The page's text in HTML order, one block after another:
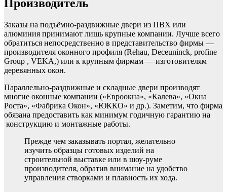
Производитель
Заказы на подъёмно-раздвижные двери из ПВХ или
алюминия принимают лишь крупные компании. Лучше всего
обратиться непосредственно в представительство фирмы —
производителя оконного профиля (Rehau, Deceuninck, profine
Group , VEKA,) или к крупным фирмам — изготовителям
деревянных окон.
Параллельно-раздвижные и складные двери производят
многие оконные компании («Евроокна», «Калева», «Окна
Роста», «Фабрика Окон», «ЮККО» и др.). Заметим, что фирма
обязана предоставить как минимум годичную гарантию на
конструкцию и монтажные работы.
Прежде чем заказывать портал, желательно
изучить образцы готовых изделий на
строительной выставке или в шоу-руме
производителя, обратив внимание на удобство
управления створками и плавность их хода.